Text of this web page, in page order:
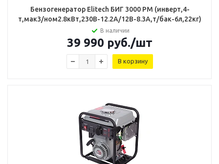
Бензогенератор Elitech БИГ 3000 РМ (инверт,4-
т,мак3/ном2.8кВт,230В-12.2А/12В-8.3А,т/бак-6л,22кг)
В наличии
39 990 руб./шт
В корзину